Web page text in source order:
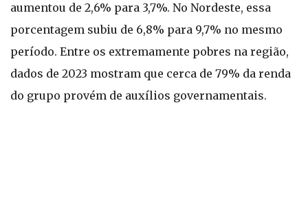
aumentou de 2,6% para 3,7%. No Nordeste, essa
porcentagem subiu de 6,8% para 9,7% no mesmo
período. Entre os extremamente pobres na região,
dados de 2023 mostram que cerca de 79% da renda
do grupo provém de auxílios governamentais.